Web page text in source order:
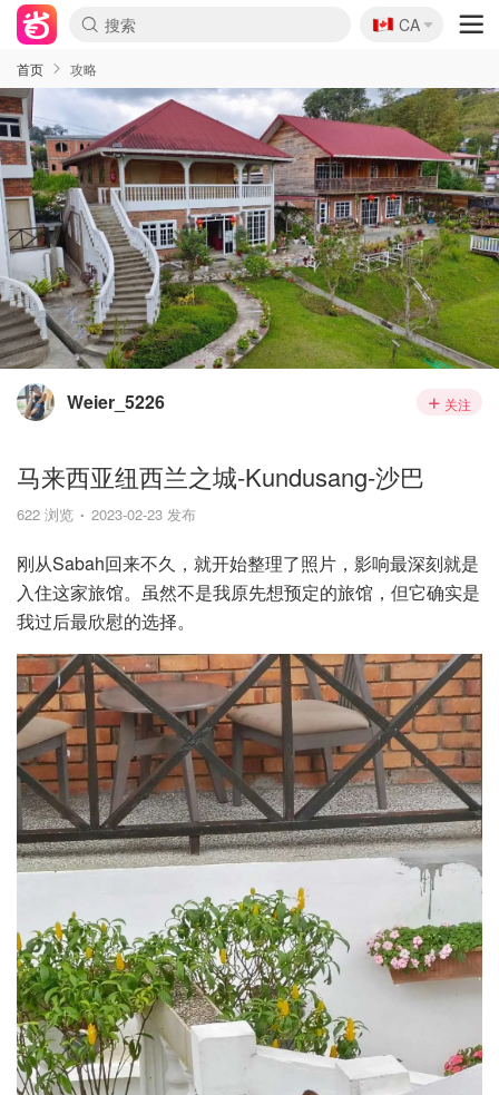
🇨🇦
CA
首页 攻略
Weier_5226 关注
马来西亚纽西兰之城-Kundusang-沙巴
622 浏览 2023-02-23 发布
刚从Sabah回来不久，就开始整理了照片，影响最深刻就是
入住这家旅馆。虽然不是我原先想预定的旅馆，但它确实是
我过后最欣慰的选择。